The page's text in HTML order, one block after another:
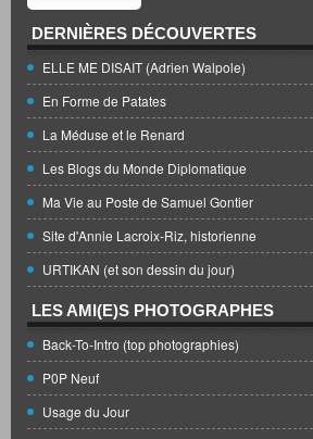
DERNIÈRES DÉCOUVERTES
ELLE ME DISAIT (Adrien Walpole)
En Forme de Patates
La Méduse et le Renard
Les Blogs du Monde Diplomatique
Ma Vie au Poste de Samuel Gontier
Site d'Annie Lacroix-Riz, historienne
URTIKAN (et son dessin du jour)
LES AMI(E)S PHOTOGRAPHES
Back-To-Intro (top photographies)
P0P Neuf
Usage du Jour